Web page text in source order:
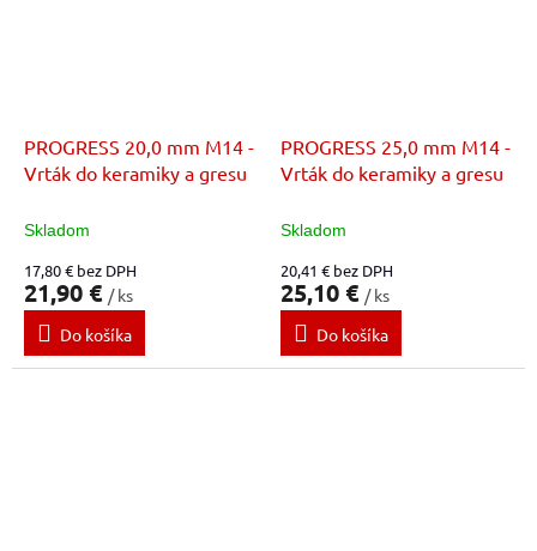
PROGRESS 20,0 mm M14 -
Vrták do keramiky a gresu
Skladom
17,80 € bez DPH
21,90 € / ks
Do košíka
PROGRESS 25,0 mm M14 -
Vrták do keramiky a gresu
Skladom
20,41 € bez DPH
25,10 € / ks
Do košíka